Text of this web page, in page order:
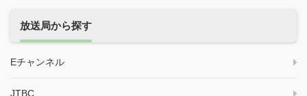
放送局から探す
Eチャンネル
JTBC